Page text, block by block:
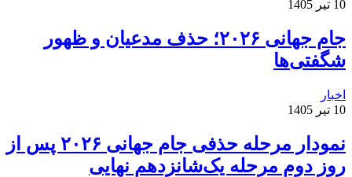
10 تیر 1405
جام جهانی ۲۰۲۶؛ حذف مدعیان و ظهور
شگفتی‌ها
اخبار
10 تیر 1405
نمودار مرحله حذفی جام جهانی ۲۰۲۶ پس از
روز دوم مرحله یک‌شانزدهم نهایی